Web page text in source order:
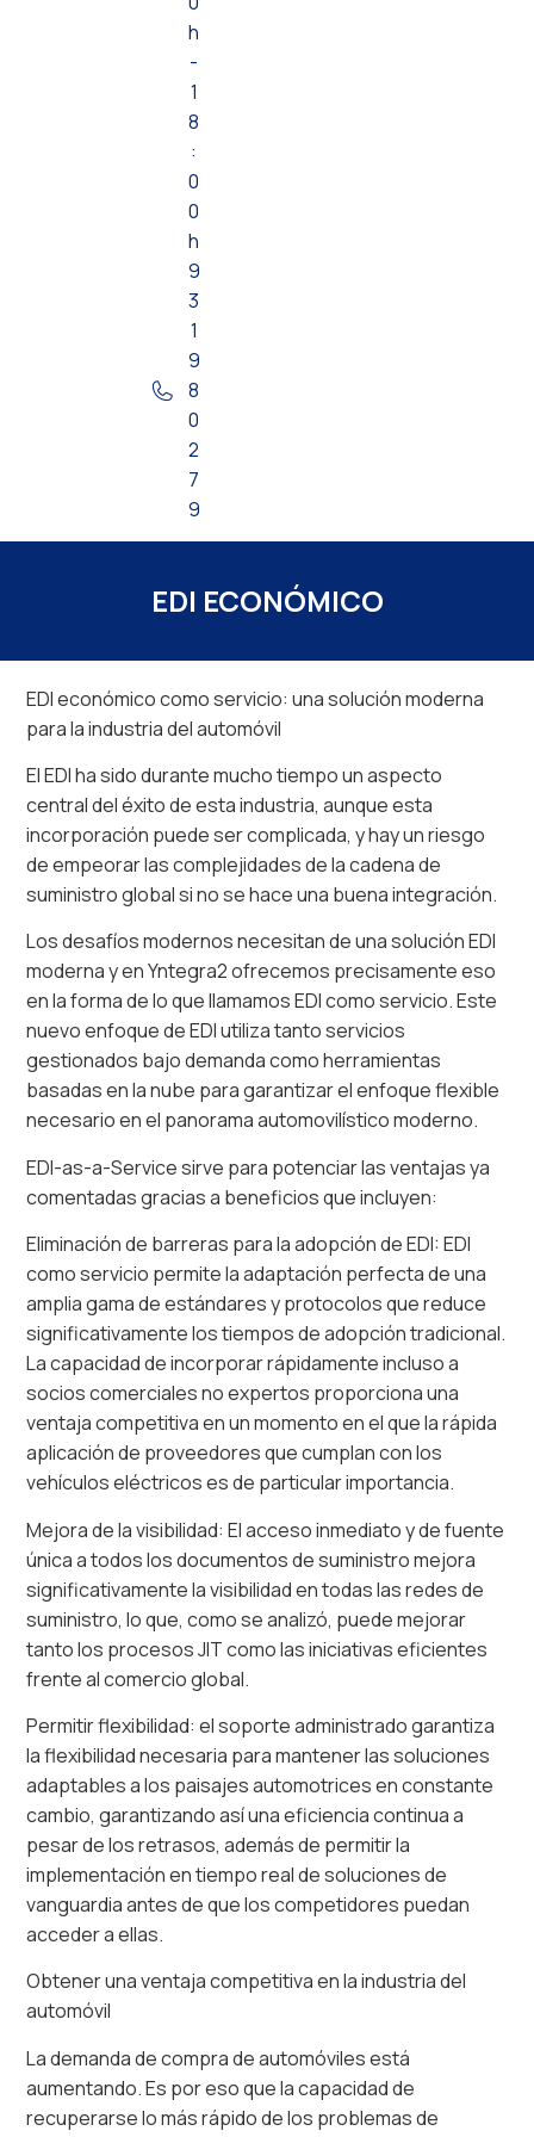
h
-
1
8
:
0
0
h
9
3
1
9
8
0
2
7
9
EDI ECONÓMICO
EDI económico como servicio: una solución moderna
para la industria del automóvil
El EDI ha sido durante mucho tiempo un aspecto
central del éxito de esta industria, aunque esta
incorporación puede ser complicada, y hay un riesgo
de empeorar las complejidades de la cadena de
suministro global si no se hace una buena integración.
Los desafíos modernos necesitan de una solución EDI
moderna y en Yntegra2 ofrecemos precisamente eso
en la forma de lo que llamamos EDI como servicio. Este
nuevo enfoque de EDI utiliza tanto servicios
gestionados bajo demanda como herramientas
basadas en la nube para garantizar el enfoque flexible
necesario en el panorama automovilístico moderno.
EDI-as-a-Service sirve para potenciar las ventajas ya
comentadas gracias a beneficios que incluyen:
Eliminación de barreras para la adopción de EDI: EDI
como servicio permite la adaptación perfecta de una
amplia gama de estándares y protocolos que reduce
significativamente los tiempos de adopción tradicional.
La capacidad de incorporar rápidamente incluso a
socios comerciales no expertos proporciona una
ventaja competitiva en un momento en el que la rápida
aplicación de proveedores que cumplan con los
vehículos eléctricos es de particular importancia.
Mejora de la visibilidad: El acceso inmediato y de fuente
única a todos los documentos de suministro mejora
significativamente la visibilidad en todas las redes de
suministro, lo que, como se analizó, puede mejorar
tanto los procesos JIT como las iniciativas eficientes
frente al comercio global.
Permitir flexibilidad: el soporte administrado garantiza
la flexibilidad necesaria para mantener las soluciones
adaptables a los paisajes automotrices en constante
cambio, garantizando así una eficiencia continua a
pesar de los retrasos, además de permitir la
implementación en tiempo real de soluciones de
vanguardia antes de que los competidores puedan
acceder a ellas.
Obtener una ventaja competitiva en la industria del
automóvil
La demanda de compra de automóviles está
aumentando. Es por eso que la capacidad de
recuperarse lo más rápido de los problemas de